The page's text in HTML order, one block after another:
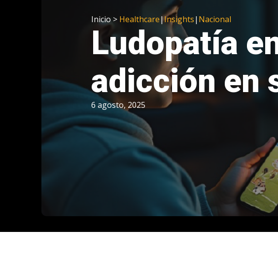
Inicio > Healthcare|Insights| Nacional
Ludopatía
adicción en
6 agosto, 2025